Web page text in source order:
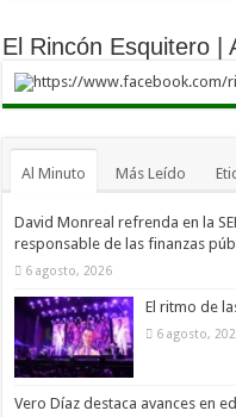
El Rincón Esquitero |
https://www.facebook.com/
Al Minuto Más Leído
David Monreal refrenda en la
responsable de las finanzas
6 agosto, 2026
El ritmo de
6 agosto,
Vero Díaz destaca avances en